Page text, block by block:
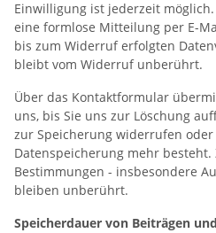
Einwilligung ist jederzeit
eine formlose Mitteilung per E-
bis zum Widerruf erfolgten
bleibt vom Widerruf unberührt.
Über das Kontaktformular
uns, bis Sie uns zur Löschung
zur Speicherung widerrufen
Datenspeicherung mehr besteht.
Bestimmungen - insbesondere
bleiben unberührt.
Speicherdauer von Beiträgen